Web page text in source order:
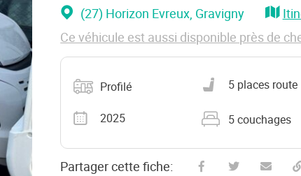
(27) Horizon Evreux, Gravigny
Ce véhicule est aussi disponible près de
Catégorie
Profilé
Nombre de places
5 places route
Année2025 Nombre de
5 couchages
Partager cette fiche: